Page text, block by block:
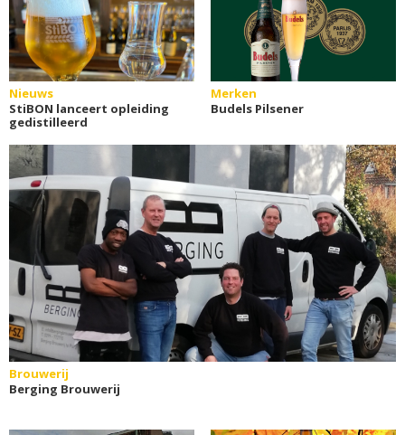
Nieuws
StiBON lanceert opleiding
gedistilleerd
Merken
Budels Pilsener
Brouwerij
Berging Brouwerij